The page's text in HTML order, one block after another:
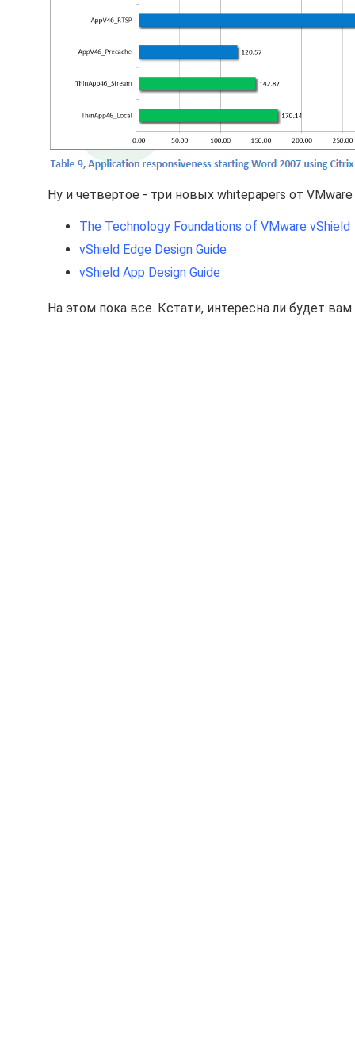
Ну и четвертое - три новых whitepapers от
The Technology Foundations of VMware vShield
vShield Edge Design Guide
vShield App Design Guide
На этом пока все. Кстати, интересна ли будет